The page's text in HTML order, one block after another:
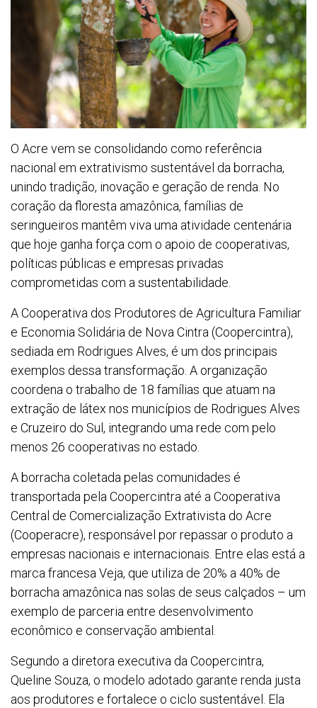
O Acre vem se consolidando como referência
nacional em extrativismo sustentável da borracha,
unindo tradição, inovação e geração de renda. No
coração da floresta amazônica, famílias de
seringueiros mantêm viva uma atividade centenária
que hoje ganha força com o apoio de cooperativas,
políticas públicas e empresas privadas
comprometidas com a sustentabilidade.
A Cooperativa dos Produtores de Agricultura Familiar
e Economia Solidária de Nova Cintra (Coopercintra),
sediada em Rodrigues Alves, é um dos principais
exemplos dessa transformação. A organização
coordena o trabalho de 18 famílias que atuam na
extração de látex nos municípios de Rodrigues Alves
e Cruzeiro do Sul, integrando uma rede com pelo
menos 26 cooperativas no estado.
A borracha coletada pelas comunidades é
transportada pela Coopercintra até a Cooperativa
Central de Comercialização Extrativista do Acre
(Cooperacre), responsável por repassar o produto a
empresas nacionais e internacionais. Entre elas está a
marca francesa Veja, que utiliza de 20% a 40% de
borracha amazônica nas solas de seus calçados – um
exemplo de parceria entre desenvolvimento
econômico e conservação ambiental.
Segundo a diretora executiva da Coopercintra,
Queline Souza, o modelo adotado garante renda justa
aos produtores e fortalece o ciclo sustentável. Ela